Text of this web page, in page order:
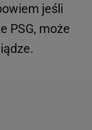
jeśli
PSG, może